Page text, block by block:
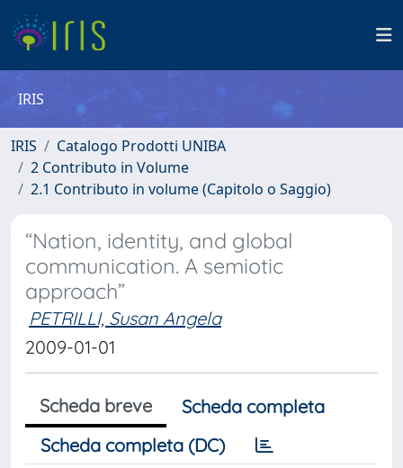
IRIS
IRIS
Catalogo Prodotti UNIBA
2 Contributo in Volume
2.1 Contributo in volume (Capitolo o Saggio)
“Nation, identity, and global
communication. A semiotic
approach”
PETRILLI, Susan Angela
2009-01-01
Scheda breve
Scheda completa
Scheda completa (DC)